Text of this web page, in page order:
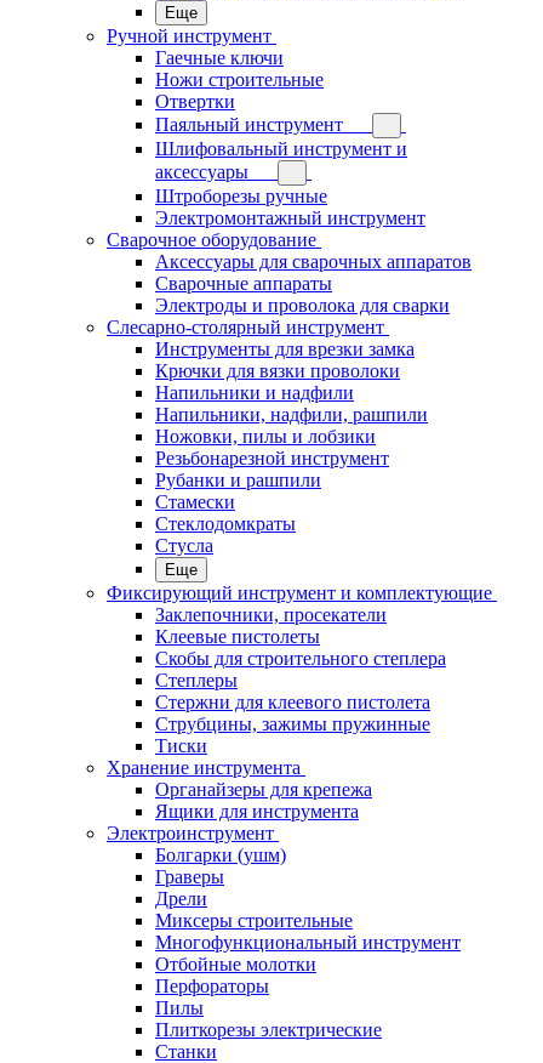
Еще
Ручной инструмент
Гаечные ключи
Ножи строительные
Отвертки
Паяльный инструмент
Шлифовальный инструмент и
аксессуары
Штроборезы ручные
Электромонтажный инструмент
Сварочное оборудование
Аксессуары для сварочных аппаратов
Сварочные аппараты
Электроды и проволока для сварки
Слесарно-столярный инструмент
Инструменты для врезки замка
Крючки для вязки проволоки
Напильники и надфили
Напильники, надфили, рашпили
Ножовки, пилы и лобзики
Резьбонарезной инструмент
Рубанки и рашпили
Стамески
Стеклодомкраты
Стусла
Еще
Фиксирующий инструмент и комплектующие
Заклепочники, просекатели
Клеевые пистолеты
Скобы для строительного степлера
Степлеры
Стержни для клеевого пистолета
Струбцины, зажимы пружинные
Тиски
Хранение инструмента
Органайзеры для крепежа
Ящики для инструмента
Электроинструмент
Болгарки (ушм)
Граверы
Дрели
Миксеры строительные
Многофункциональный инструмент
Отбойные молотки
Перфораторы
Пилы
Плиткорезы электрические
Станки